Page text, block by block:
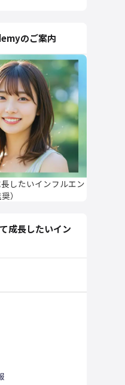
のご案内
したいインフルエン
）
成長したいイン